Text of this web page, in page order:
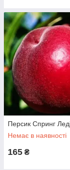
Персик Спринг
Немає в наявності
165 ₴